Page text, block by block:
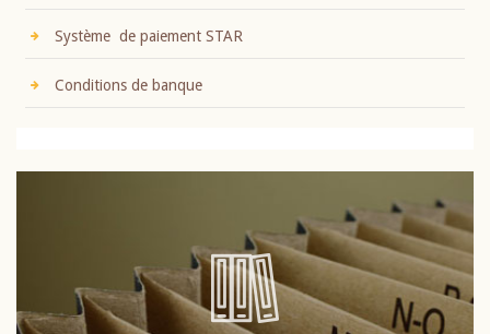
Système de paiement STAR
Conditions de banque